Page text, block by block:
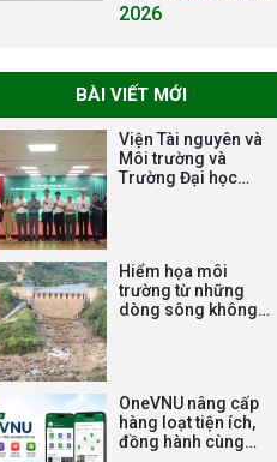
2026
THÔNG BÁO KẾ
TRAO HỌC BỔNG
NAGAO NĂM HỌC
2025-2026
THƯ CẢM ƠN LỄ
KỶ NIỆM 40 NĂM
XÂY DỰNG VÀ
ĐÓN NHẬN HUÂN
CHƯƠNG LAO
ĐỘNG HẠNG BA
BÀI VIẾT MỚI
Viện Tài nguyên và
Môi trường và
Trường Đại học
học
Hiểm họa môi
trường từ những
dòng sông không
OneVNU nâng cấp
hàng loạt tiện ích,
đồng hành cùng